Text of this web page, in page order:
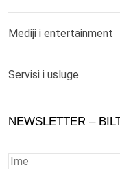
Mediji i entertainment
Servisi i usluge
NEWSLETTER –